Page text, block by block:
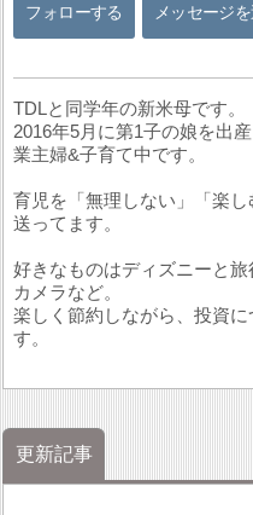
フォローする メッセージ
TDLと同学年の新米母です。
2016年5月に第1子の娘を出
業主婦&子育て中です。
育児を「無理しない」「楽
送ってます。
好きなものはディズニーと旅
カメラなど。
楽しく節約しながら、投資
す。
更新記事